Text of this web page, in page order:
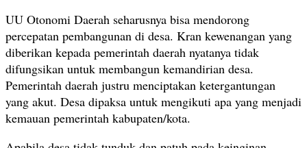
UU Otonomi Daerah seharusnya bisa mendorong
percepatan pembangunan di desa. Kran kewenangan yang
diberikan kepada pemerintah daerah nyatanya tidak
difungsikan untuk membangun kemandirian desa.
Pemerintah daerah justru menciptakan ketergantungan
yang akut. Desa dipaksa untuk mengikuti apa yang menjadi
kemauan pemerintah kabupaten/kota.